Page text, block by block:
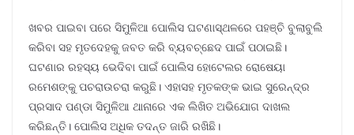
ଖବର ପାଇବା ପରେ ସିମୁଳିଆ ପୋଲିସ ଘଟଣାସ୍ଥଳରେ ପହଞ୍ଚି ବୁଲାବୁଲି
କରିବା ସହ ମୃତଦେହକୁ ଜବତ କରି ବ୍ୟବଚ୍ଛେଦ ପାଇଁ ପଠାଇଛି।
ଘଟଣାର ରହସ୍ୟ ଭେଦିବା ପାଇଁ ପୋଲିସ ହୋଟେଲର ରୋଷେୟା
ରମେଶଙ୍କୁ ପଚରାଉଚରା କରୁଛି। ଏହାସହ ମୃତକଙ୍କ ଭାଇ ସୁରେନ୍ଦ୍ର
ପ୍ରସାଦ ପଣ୍ଡା ସିମୁଳିଆ ଥାନାରେ ଏକ ଲିଖିତ ଅଭିଯୋଗ ଦାଖଲ
କରିଛନ୍ତି। ପୋଲିସ ଅଧିକ ତଦନ୍ତ ଜାରି ରଖିଛି।